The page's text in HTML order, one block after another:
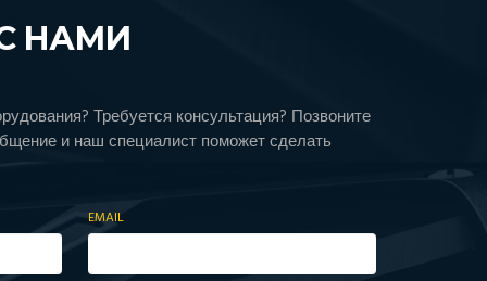
НАМИ
Требуется консультация? Позвоните
и наш специалист поможет сделать
EMAIL